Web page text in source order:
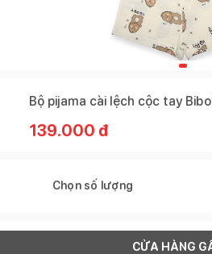
Bộ pijama cài lệch cộc tay
139.000 đ
Chọn số lượng
CỬA HÀNG